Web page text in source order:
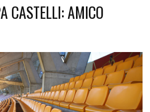
CASTELLI: AMICO